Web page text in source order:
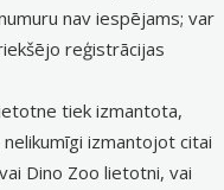
nav iespējams; var
reģistrācijas
tiek izmantota,
izmantojot citai
Dino Zoo lietotni, vai